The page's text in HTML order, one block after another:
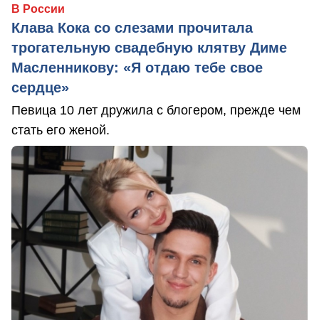
В России
Клава Кока со слезами прочитала
трогательную свадебную клятву Диме
Масленникову: «Я отдаю тебе свое
сердце»
Певица 10 лет дружила с блогером, прежде чем
стать его женой.